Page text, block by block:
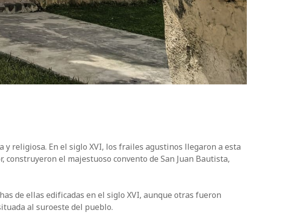
religiosa. En el siglo XVI, los frailes agustinos llegaron a esta
el majestuoso convento de San Juan Bautista,
de ellas edificadas en el siglo XVI, aunque otras fueron
al suroeste del pueblo.